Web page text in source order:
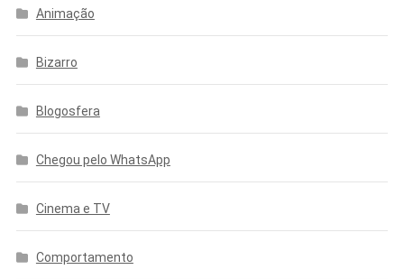
Animação
Bizarro
Blogosfera
Chegou pelo WhatsApp
Cinema e TV
Comportamento